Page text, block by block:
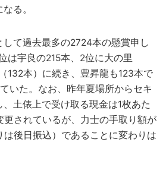
る。
て過去最多の2724本の懸賞申し
は宇良の215本、2位に大の里
132本）に続き、豊昇龍も123本で
いた。なお、昨年夏場所からセキ
、土俵上で受け取る現金は1枚あた
更されているが、力士の手取り額が
は後日振込）であることに変わりは